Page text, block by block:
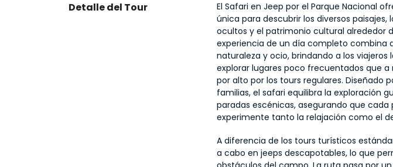
Detalle del Tour
El Safari en Jeep por el Parque Nacional
única para descubrir los diversos
ocultos y el patrimonio cultural alrededor
experiencia de un día completo combina
naturaleza y ocio, brindando a los viajeros
explorar lugares poco frecuentados que a
por alto por los tours regulares. Diseñado
familias, el safari equilibra la exploración
paradas escénicas, asegurando que
experimente tanto la relajación como el
A diferencia de los tours turísticos
a cabo en jeeps descapotables, lo que